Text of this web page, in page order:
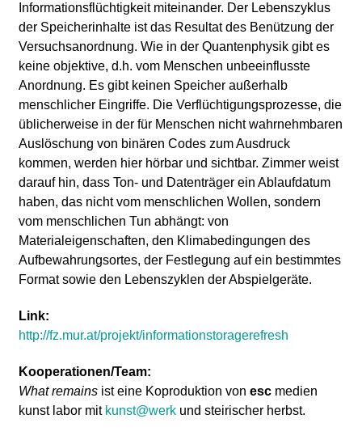
Informationsflüchtigkeit miteinander. Der Lebenszyklus
der Speicherinhalte ist das Resultat des Benützung der
Versuchsanordnung. Wie in der Quantenphysik gibt es
keine objektive, d.h. vom Menschen unbeeinflusste
Anordnung. Es gibt keinen Speicher außerhalb
menschlicher Eingriffe. Die Verflüchtigungsprozesse, die
üblicherweise in der für Menschen nicht wahrnehmbaren
Auslöschung von binären Codes zum Ausdruck
kommen, werden hier hörbar und sichtbar. Zimmer weist
darauf hin, dass Ton- und Datenträger ein Ablaufdatum
haben, das nicht vom menschlichen Wollen, sondern
vom menschlichen Tun abhängt: von
Materialeigenschaften, den Klimabedingungen des
Aufbewahrungsortes, der Festlegung auf ein bestimmtes
Format sowie den Lebenszyklen der Abspielgeräte.
Link:
http://fz.mur.at/projekt/informationstoragerefresh
Kooperationen/Team:
What remains ist eine Koproduktion vonesc medien
kunst labor mit kunst@werk und steirischer herbst.